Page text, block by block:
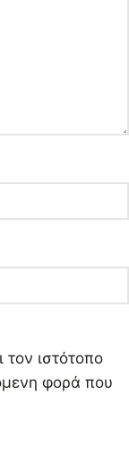
ιστότοπο
φορά που